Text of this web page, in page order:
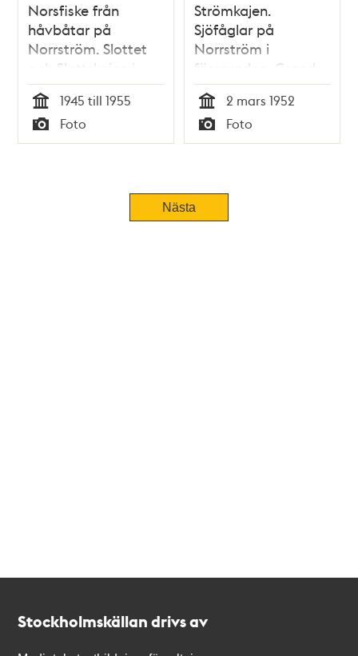
Norsfiske från
håvbåtar på
Norrström. Slottet
och Slottskajen i
bakgrunden
Tid
1945 till 1955
Typ
Foto
Strömkajen.
Sjöfåglar på
Norrström i
förgrunden, Grand
Hotel i bakgrunden
Tid
2 mars 1952
Typ
Foto
Nästa
Stockholmskällan drivs av